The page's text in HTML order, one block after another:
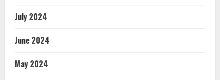
July 2024
June 2024
May 2024